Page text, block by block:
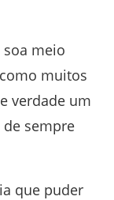
meio
muitos
verdade um
sempre
que puder